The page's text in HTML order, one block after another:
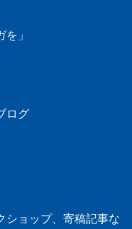
」
ログ
ショップ、寄稿記事な